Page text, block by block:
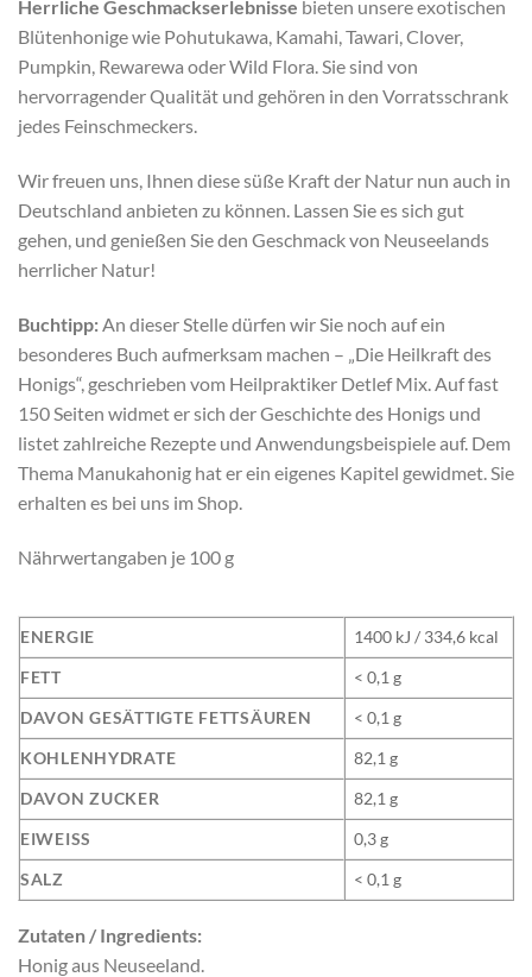
Herrliche Geschmackserlebnisse bieten unsere exotischen
Blütenhonige wie Pohutukawa, Kamahi, Tawari, Clover,
Pumpkin, Rewarewa oder Wild Flora. Sie sind von
hervorragender Qualität und gehören in den Vorratsschrank
jedes Feinschmeckers.
Wir freuen uns, Ihnen diese süße Kraft der Natur nun auch in
Deutschland anbieten zu können. Lassen Sie es sich gut
gehen, und genießen Sie den Geschmack von Neuseelands
herrlicher Natur!
Buchtipp:An dieser Stelle dürfen wir Sie noch auf ein
besonderes Buch aufmerksam machen – „Die Heilkraft des
Honigs“, geschrieben vom Heilpraktiker Detlef Mix. Auf fast
150 Seiten widmet er sich der Geschichte des Honigs und
listet zahlreiche Rezepte und Anwendungsbeispiele auf. Dem
Thema Manukahonig hat er ein eigenes Kapitel gewidmet. Sie
erhalten es bei uns im Shop.
Nährwertangaben je 100 g
ENERGIE
1400 kJ / 334,6 kcal
FETT
< 0,1 g
DAVON GESÄTTIGTE FETTSÄUREN
< 0,1 g
KOHLENHYDRATE
82,1 g
DAVON ZUCKER
82,1 g
EIWEISS
0,3 g
SALZ
< 0,1 g
Zutaten / Ingredients:
Honig aus Neuseeland.